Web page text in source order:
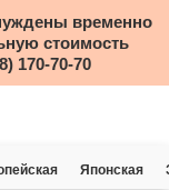
временно
стоимость
170-70-70
Японская